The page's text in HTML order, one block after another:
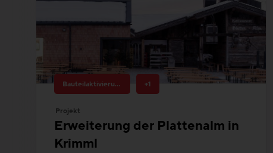
Bauteilaktivierung +1
Projekt
Erweiterung der Plattenalm in
Krimml